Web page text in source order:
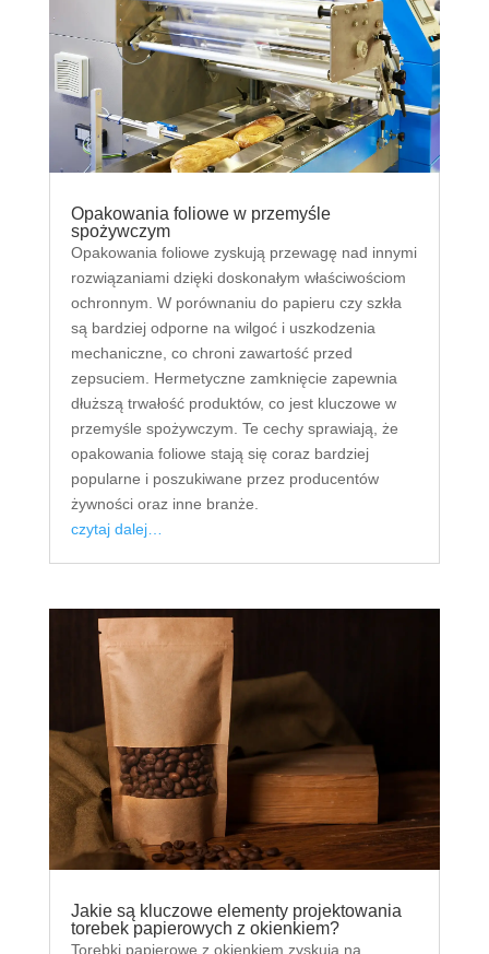
Opakowania foliowe w przemyśle
spożywczym
Opakowania foliowe zyskują przewagę nad innymi
rozwiązaniami dzięki doskonałym właściwościom
ochronnym. W porównaniu do papieru czy szkła
są bardziej odporne na wilgoć i uszkodzenia
mechaniczne, co chroni zawartość przed
zepsuciem. Hermetyczne zamknięcie zapewnia
dłuższą trwałość produktów, co jest kluczowe w
przemyśle spożywczym. Te cechy sprawiają, że
opakowania foliowe stają się coraz bardziej
popularne i poszukiwane przez producentów
żywności oraz inne branże.
czytaj dalej…
Jakie są kluczowe elementy projektowania
torebek papierowych z okienkiem?
Torebki papierowe z okienkiem zyskują na